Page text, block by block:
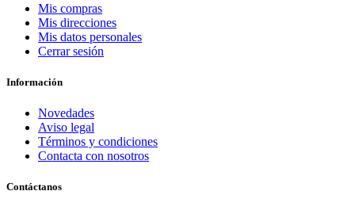
Mis compras
Mis direcciones
Mis datos personales
Cerrar sesión
Información
Novedades
Aviso legal
Términos y condiciones
Contacta con nosotros
Contáctanos